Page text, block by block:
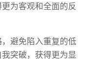
为客观和全面的反
避免陷入重复的低
突破，获得更为显